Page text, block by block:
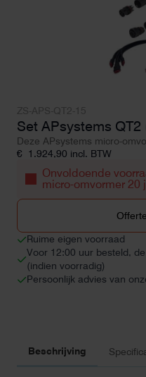
Set APsystems
Deze APsystems micro-
€ 1.924,90 incl. BTW
Onvoldoende
micro-omvormer 20
Ruime eigen voorraad
Voor 12:00 uur besteld,
(indien voorradig)
Persoonlijk advies van
Beschrijving